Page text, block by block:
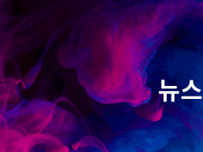
추천 검색어
WRMS WDMS
렌탈 모빌리티
뉴스